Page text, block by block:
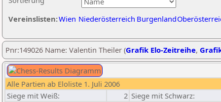
Vereinslisten:Wien Niederösterreich Burgenland
Pnr:149026 Name: Valentin Theiler (Grafik Elo-Zeitreihe,
Alle Partien ab Eloliste 1. Juli 2006
Siege mit Weiß:
2 Siege mit Schwarz: